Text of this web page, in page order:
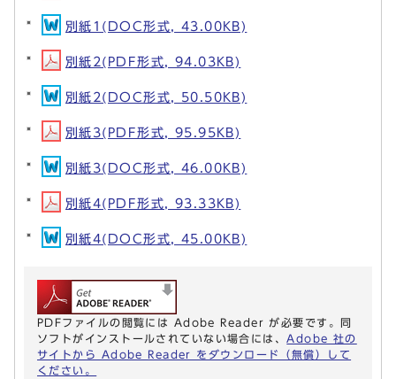
別紙1(DOC形式, 43.00KB)
別紙2(PDF形式, 94.03KB)
別紙2(DOC形式, 50.50KB)
別紙3(PDF形式, 95.95KB)
別紙3(DOC形式, 46.00KB)
別紙4(PDF形式, 93.33KB)
別紙4(DOC形式, 45.00KB)
PDFファイルの閲覧には Adobe Reader が必要です。同
ソフトがインストールされていない場合には、 Adobe 社の
サイトから Adobe Reader をダウンロード（無償）して
ください。